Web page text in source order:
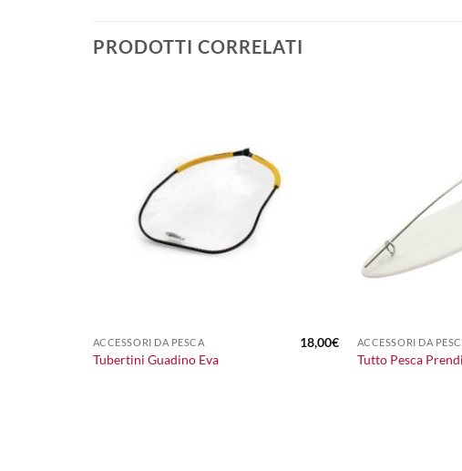
PRODOTTI CORRELATI
ACCESSORI DA PESCA
Tubertini Guadino Eva
18,00€ ACCESSORI DA
Tutto Pesca